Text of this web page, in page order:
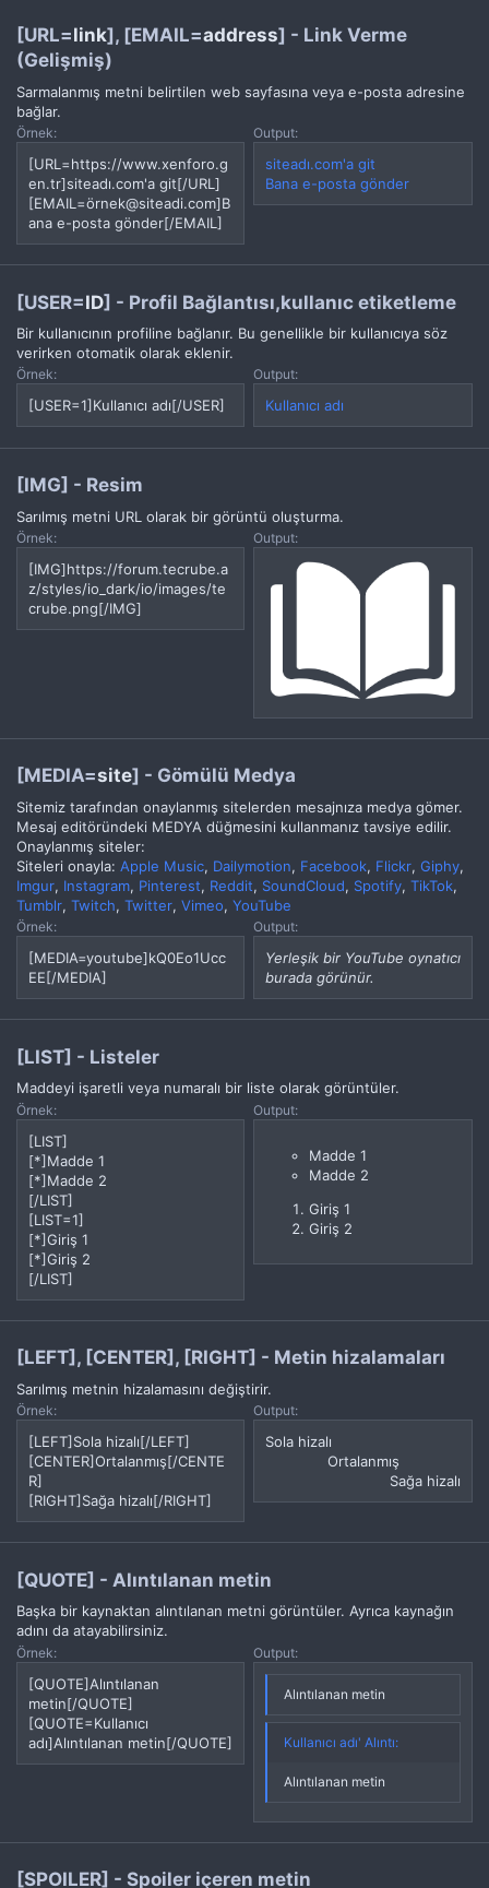
[URL=link], [EMAIL=address] - Link Verme
(Gelişmiş)
Sarmalanmış metni belirtilen web sayfasına veya e-posta adresine
bağlar.
Örnek:
[URL=https://www.xenforo.g
en.tr]siteadı.com'a git[/URL]
[EMAIL=örnek@siteadi.com]B
ana e-posta gönder[/EMAIL]
Output:
siteadı.com'a git
Bana e-posta gönder
[USER=ID] - Profil Bağlantısı,kullanıc etiketleme
Bir kullanıcının profiline bağlanır. Bu genellikle bir kullanıcıya söz
verirken otomatik olarak eklenir.
Örnek:
[USER=1]Kullanıcı adı[/USER]
Output:
Kullanıcı adı
[IMG] - Resim
Sarılmış metni URL olarak bir görüntü oluşturma.
Örnek:
[IMG]https://forum.tecrube.a
z/styles/io_dark/io/images/te
crube.png[/IMG]
Output:
[MEDIA=site] - Gömülü Medya
Sitemiz tarafından onaylanmış sitelerden mesajnıza medya gömer.
Mesaj editöründeki MEDYA düğmesini kullanmanız tavsiye edilir.
Onaylanmış siteler:
Siteleri onayla: Apple Music, Dailymotion, Facebook, Flickr, Giphy,
Imgur, Instagram, Pinterest, Reddit, SoundCloud, Spotify, TikTok,
Tumblr, Twitch, Twitter, Vimeo, YouTube
Örnek:
[MEDIA=youtube]kQ0Eo1Ucc
EE[/MEDIA]
Output:
Yerleşik bir YouTube oynatıcı
burada görünür.
[LIST] - Listeler
Maddeyi işaretli veya numaralı bir liste olarak görüntüler.
Örnek:
[LIST]
[*]Madde 1
[*]Madde 2
[/LIST]
[LIST=1]
[*]Giriş 1
[*]Giriş 2
[/LIST]
Output:
Madde 1
Madde 2
Giriş 1
Giriş 2
[LEFT], [CENTER], [RIGHT] - Metin hizalamaları
Sarılmış metnin hizalamasını değiştirir.
Örnek:
[LEFT]Sola hizalı[/LEFT]
[CENTER]Ortalanmış[/CENTE
R]
[RIGHT]Sağa hizalı[/RIGHT]
Output:
Sola hizalı​
Ortalanmış​
Sağa hizalı​
[QUOTE] - Alıntılanan metin
Başka bir kaynaktan alıntılanan metni görüntüler. Ayrıca kaynağın
adını da atayabilirsiniz.
Örnek:
[QUOTE]Alıntılanan
metin[/QUOTE]
[QUOTE=Kullanıcı
adı]Alıntılanan metin[/QUOTE]
Output:
Alıntılanan metin
Kullanıcı adı' Alıntı:
Alıntılanan metin
[SPOILER] - Spoiler içeren metin